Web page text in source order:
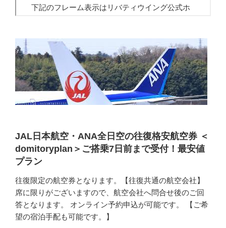
JAL日本航空・ANA全日空の往復格安航空券 ＜
domitoryplan＞ご搭乗7日前まで受付！最安値
プラン
往復限定の航空券となります。【往復共通の航空会社】
席に限りがございますので、航空会社へ問合せ後のご回
答となります。 オンライン予約申込が可能です。 【ご希
望の宿泊手配も可能です。】